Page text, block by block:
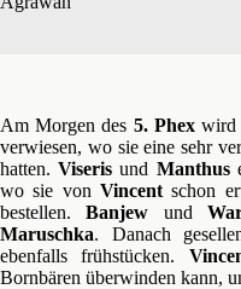
Am Morgen des 5. Phex
verwiesen, wo sie eine sehr
hatten.Viseris und Manthus
wo sie von Vincentschon
bestellen.Banjew und
Maruschka. Danach
ebenfalls frühstücken.
Bornbären überwinden kann,